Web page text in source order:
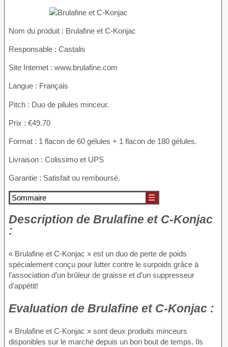
Nom du produit : Brulafine et C-Konjac
Responsable : Castalis
Site Internet : www.brulafine.com
Langue : Français
Pitch : Duo de pilules minceur.
Prix : €49.70
Format : 1 flacon de 60 gélules + 1 flacon de 180 gélules.
Livraison : Colissimo et UPS
Garantie : Satisfait ou remboursé.
Sommaire ☰
Description de Brulafine et C-Konjac
:
« Brulafine et C-Konjac » est un duo de perte de poids
spécialement conçu pour lutter contre le surpoids grâce à
l’association d’un brûleur de graisse et d’un suppresseur
d’appétit!
Evaluation de Brulafine et C-Konjac :
« Brulafine et C-Konjac » sont deux produits minceurs
disponibles sur le marché depuis un bon bout de temps. Ils